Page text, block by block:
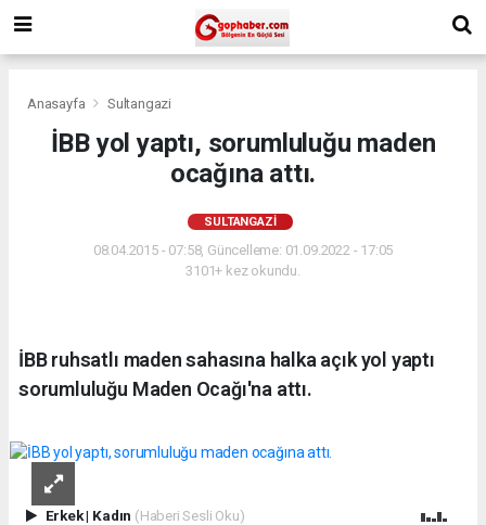
Anasayfa Sultangazi
İBB yol yaptı, sorumluluğu maden
ocağına attı.
SULTANGAZI
08.04.2015 - 07:58, Güncelleme: 01.09.2022 - 17:05
3101+ kez okundu.
İBB ruhsatlı maden sahasına halka açık yol yaptı
sorumluluğu Maden Ocağı'na attı.
Erkek| Kadın (Haberi Sesli Oku)